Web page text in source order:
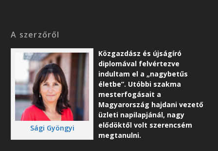
A szerzőről
Sági Gyöngyi
Közgazdász és újságíró
diplomával felvértezve
indultam el a „nagybetűs
életbe”. Utóbbi szakma
mesterfogásait a
Magyarország hajdani vezető
üzleti napilapjánál, nagy
elődöktől volt szerencsém
megtanulni.